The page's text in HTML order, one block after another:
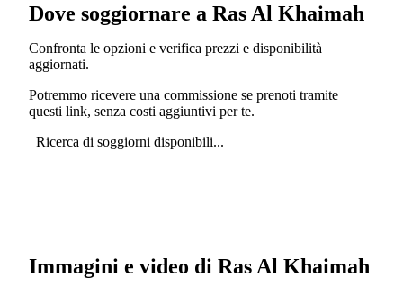
Dove soggiornare a Ras Al Khaimah
Confronta le opzioni e verifica prezzi e disponibilità
aggiornati.
Potremmo ricevere una commissione se prenoti tramite
questi link, senza costi aggiuntivi per te.
Ricerca di soggiorni disponibili...
Immagini e video di Ras Al Khaimah